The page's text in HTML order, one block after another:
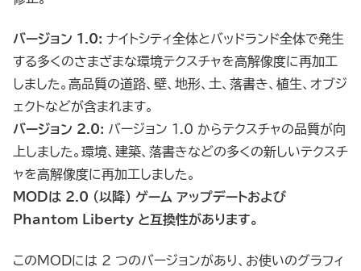
バージョン 1.0: ナイトシティ全体とバッドランド全体で発生
する多くのさまざまな環境テクスチャを高解像度に再加工
しました。高品質の道路、壁、地形、土、落書き、植生、オブジ
ェクトなどが含まれます。
バージョン 2.0: バージョン 1.0 からテクスチャの品質が向
上しました。環境、建築、落書きなどの多くの新しいテクスチ
ャを高解像度に再加工しました。
MODは 2.0 (以降) ゲーム アップデートおよび
Phantom Liberty と互換性があります。
このMODには 2 つのバージョンがあり、お使いのグラフィ